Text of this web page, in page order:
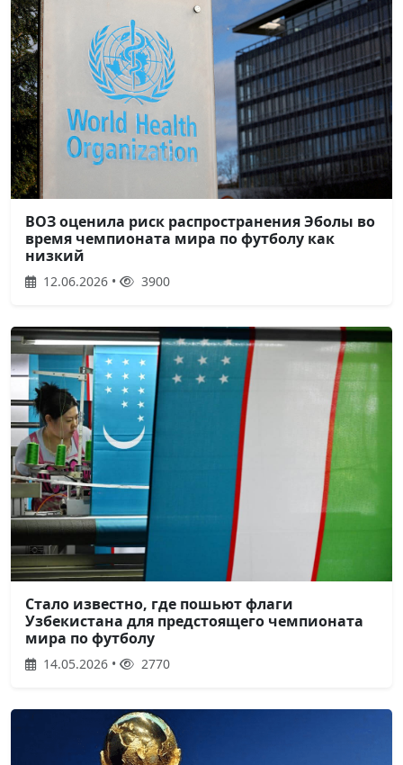
ВОЗ оценила риск распространения Эболы во
время чемпионата мира по футболу как
низкий
12.06.2026 • 3900
Стало известно, где пошьют флаги
Узбекистана для предстоящего чемпионата
мира по футболу
14.05.2026 • 2770